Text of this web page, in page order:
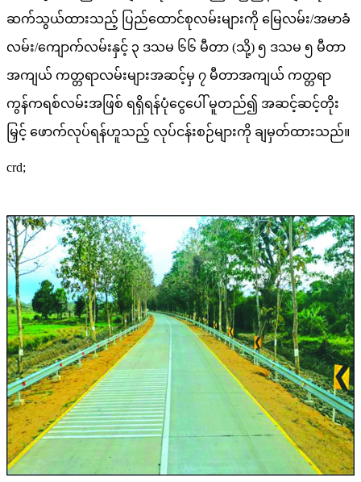
ဆက်သွယ်ထားသည့် ပြည်ထောင်စုလမ်းများကို မြေလမ်း/အမာခံ
လမ်း/ကျောက်လမ်းနှင့် ၃ ဒသမ ၆၆ မီတာ (သို့) ၅ ဒသမ ၅ မီတာ
အကျယ် ကတ္တရာလမ်းများအဆင့်မှ ၇ မီတာအကျယ် ကတ္တရာ
ကွန်ကရစ်လမ်းအဖြစ် ရရှိရန်ပုံငွေပေါ် မူတည်၍ အဆင့်ဆင့်တိုး
မြှင့် ဖောက်လုပ်ရန်ဟူသည့် လုပ်ငန်းစဉ်များကို ချမှတ်ထားသည်။
crd;